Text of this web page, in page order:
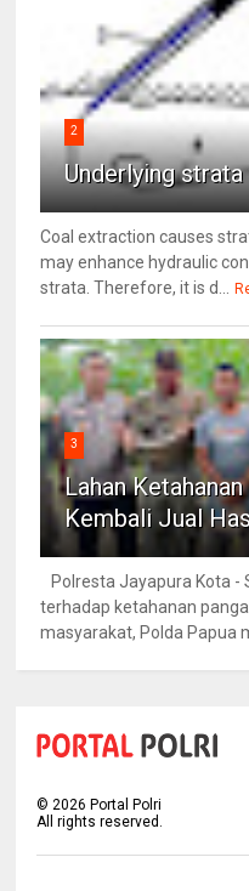
2
Underlying
Coal extraction causes
may enhance hydraulic
strata. Therefore, it is d...
3
Lahan
Kembali Jual
Polresta Jayapura Kota -
terhadap ketahanan
masyarakat, Polda Papua
© 2026 Portal Polri
All rights reserved.